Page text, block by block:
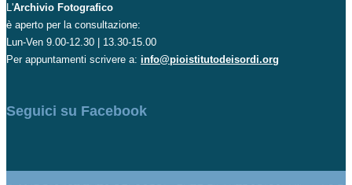
L'Archivio Fotografico
è aperto per la consultazione:
Lun-Ven 9.00-12.30 | 13.30-15.00
Per appuntamenti scrivere a: info@pioistitutodeisordi.org
Seguici su Facebook